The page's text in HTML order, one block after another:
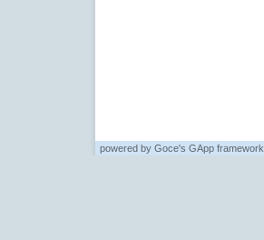
powered by Goce's GApp framework